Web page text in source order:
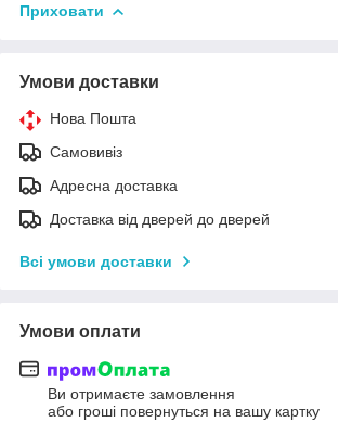
Приховати
Умови доставки
Нова Пошта
Самовивіз
Адресна доставка
Доставка від дверей до дверей
Всі умови доставки
Умови оплати
Ви отримаєте замовлення
або гроші повернуться на вашу картку